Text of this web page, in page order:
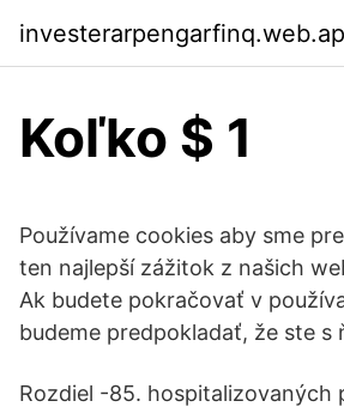
Koľko $ 1
Používame cookies aby sme
ten najlepší zážitok z našich
Ak budete pokračovať v
budeme predpokladať, že ste s
Rozdiel -85. hospitalizovaných